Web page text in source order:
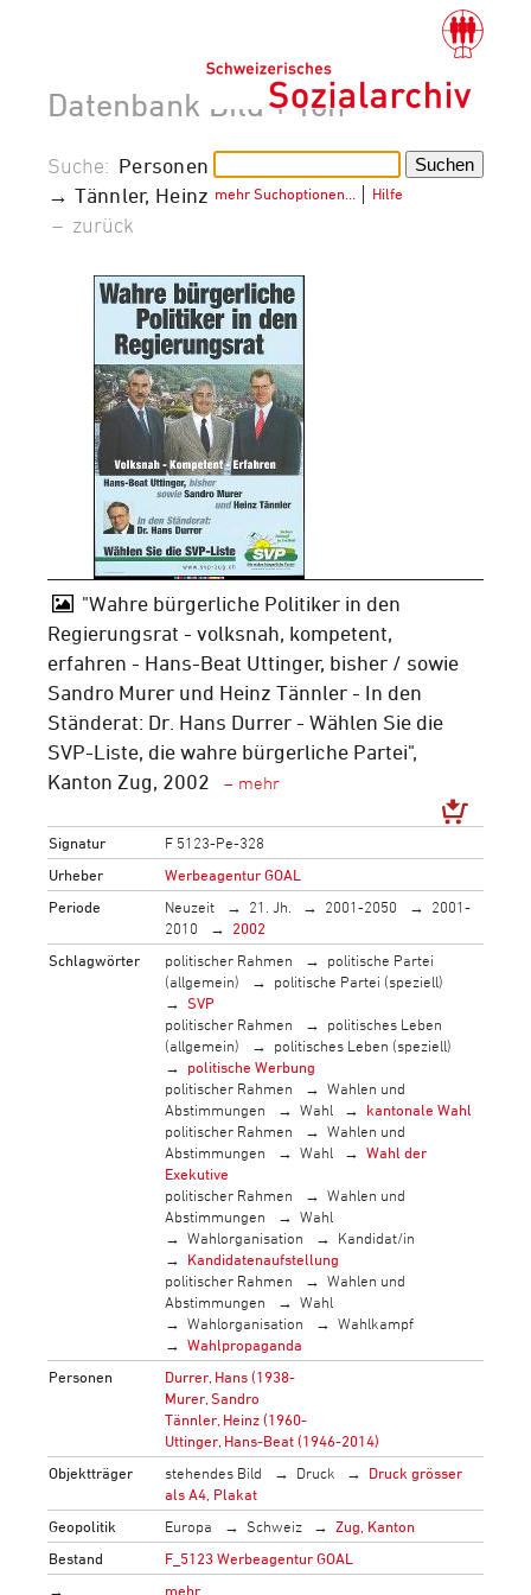
Datenbank Bild + Ton
mehr Suchoptionen… Hilfe
Suche: Personen
→ Tännler, Heinz
– zurück
"Wahre bürgerliche Politiker in den
Regierungsrat - volksnah, kompetent,
erfahren - Hans-Beat Uttinger, bisher / sowie
Sandro Murer und Heinz Tännler - In den
Ständerat: Dr. Hans Durrer - Wählen Sie die
SVP-Liste, die wahre bürgerliche Partei",
Kanton Zug, 2002
Signatur
F 5123-Pe-328
Urheber
Werbeagentur GOAL
Periode
Neuzeit 21. Jh. 2001-2050
2001-
2010
2002
Schlagwörter
politischer Rahmen
politische Partei
(allgemein)
politische Partei (speziell)
SVP
politischer Rahmen
politisches Leben
(allgemein)
politisches Leben (speziell)
politische Werbung
politischer Rahmen
Wahlen und
Abstimmungen
Wahl
kantonale Wahl
politischer Rahmen
Wahlen und
Abstimmungen
Wahl
Wahl der
Exekutive
politischer Rahmen
Wahlen und
Abstimmungen
Wahl
Wahlorganisation
Kandidat/in
Kandidatenaufstellung
politischer Rahmen
Wahlen und
Abstimmungen
Wahl
Wahlorganisation
Wahlkampf
Wahlpropaganda
Personen
Durrer, Hans (1938-
Murer, Sandro
Tännler, Heinz (1960-
Uttinger, Hans-Beat (1946-2014)
Objektträger
stehendes Bild Druck
Druck grösser
als A4, Plakat
Geopolitik
Europa Schweiz
Zug, Kanton
Bestand
F_5123 Werbeagentur GOAL
→
mehr…